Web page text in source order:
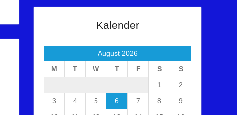
Kalender
August 2026
M
T W T F S
S
1
2
3
4 5 6 7 8
9